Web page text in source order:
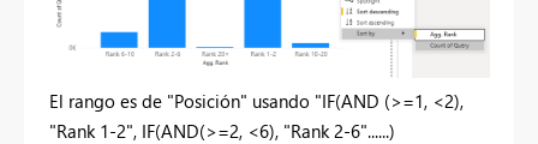
El rango es de "Posición" usando "IF(AND (>=1, <2),
"Rank 1-2", IF(AND(>=2, <6), "Rank 2-6"......)